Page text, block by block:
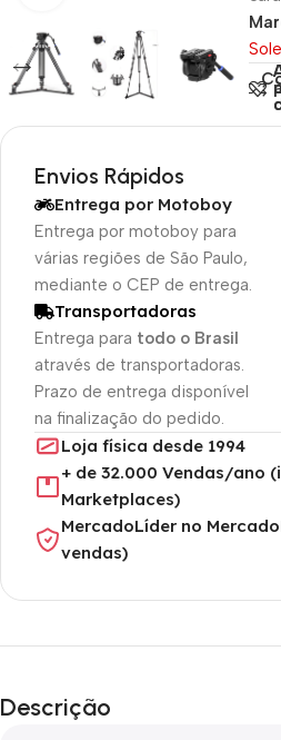
Envios Rápidos
Entrega por Motoboy
Entrega por motoboy para
várias regiões de São Paulo,
mediante o CEP de entrega.
Transportadoras
Entrega para todo o Brasil
através de transportadoras.
Prazo de entrega disponível
na finalização do pedido.
Loja física desde 1994
+ de 32.000 Vendas/ano
Marketplaces)
MercadoLíder no
vendas)
Descrição